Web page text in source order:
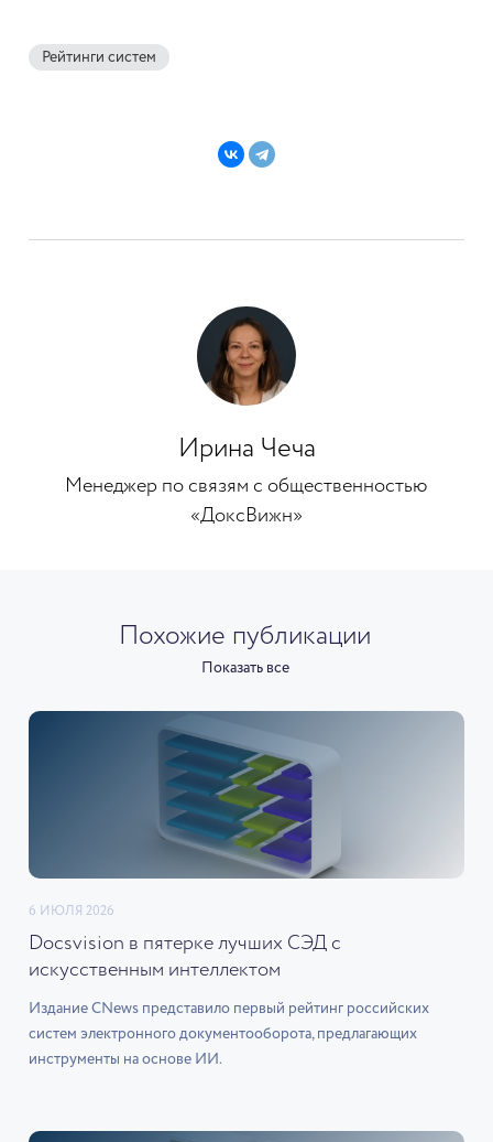
Рейтинги систем
Ирина Чеча
Менеджер по связям с общественностью
«ДоксВижн»
Похожие публикации
Показать все
6 ИЮЛЯ 2026
Docsvision в пятерке лучших СЭД с
искусственным интеллектом
Издание CNews представило первый рейтинг российских
систем электронного документооборота, предлагающих
инструменты на основе ИИ.